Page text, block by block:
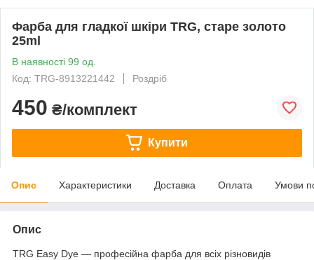
Фарба для гладкої шкіри TRG, старе золото
25ml
В наявності 99 од.
Код: TRG-8913221442
Роздріб
450 ₴/комплект
Купити
Опис Характеристики Доставка Оплата Умови
Опис
TRG Easy Dye — професійна фарба для всіх різновидів